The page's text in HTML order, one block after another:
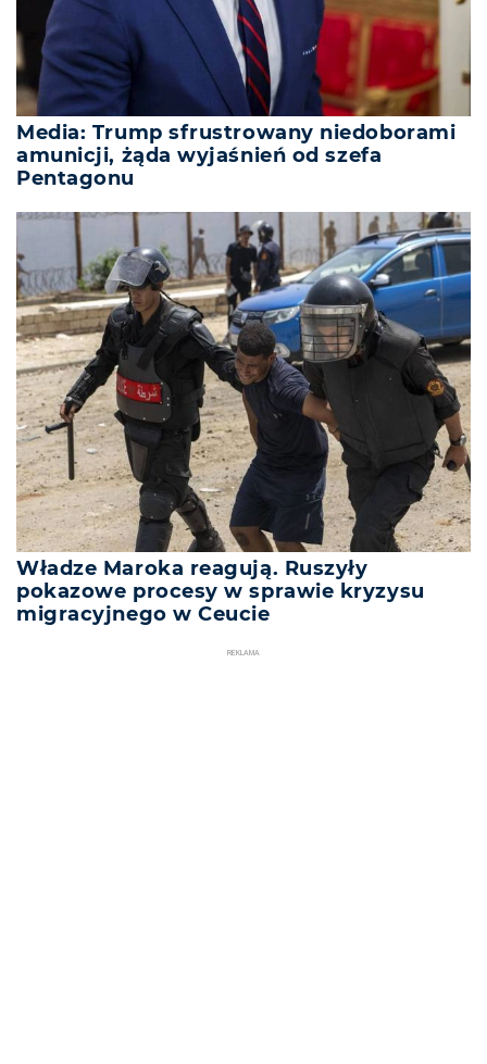
Media: Trump sfrustrowany niedoborami
amunicji, żąda wyjaśnień od szefa
Pentagonu
Władze Maroka reagują. Ruszyły
pokazowe procesy w sprawie kryzysu
migracyjnego w Ceucie
REKLAMA